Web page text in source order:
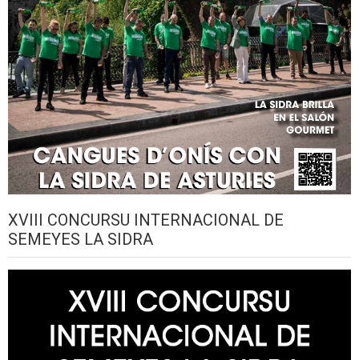
XVIII CONCURSU INTERNACIONAL DE
SEMEYES LA SIDRA